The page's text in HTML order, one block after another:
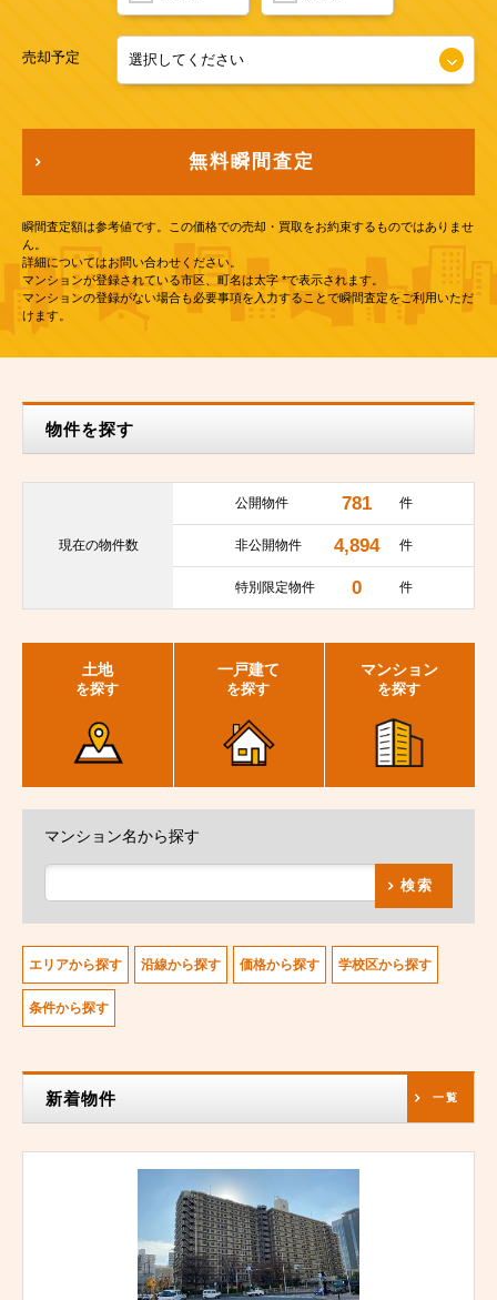
売却予定
無料瞬間査定
瞬間査定額は参考値です。この価格での売却・買取をお約束するものではありませ
ん。
詳細についてはお問い合わせください。
マンションが登録されている市区、町名は太字 *で表示されます。
マンションの登録がない場合も必要事項を入力することで瞬間査定をご利用いただ
けます。
物件を探す
現在の物件数
公開物件 781 件
非公開物件 4,894 件
特別限定物件 0 件
土地
を探す
一戸建て
を探す
マンション
を探す
マンション名から探す
検索
エリアから探す 沿線から探す 価格から探す 学校区から探す
条件から探す
新着物件 一覧